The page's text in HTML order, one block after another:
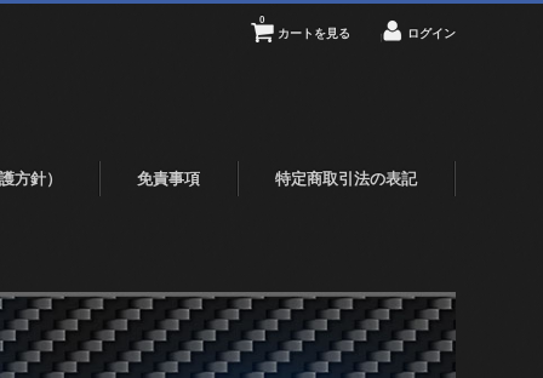
カートを見る
0
ログイン
方針） 免責事項 特定商取引法の表記